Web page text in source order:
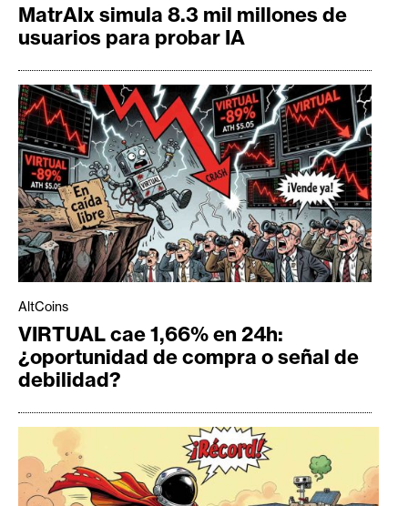
MatrAIx simula 8.3 mil millones de
usuarios para probar IA
AltCoins
VIRTUAL cae 1,66% en 24h:
¿oportunidad de compra o señal de
debilidad?